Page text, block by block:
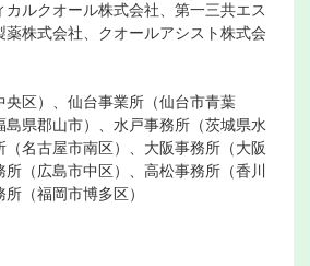
カルクオール株式会社、第一三共エス
薬株式会社、クオールアシスト株式会
央区）、仙台事業所（仙台市青葉
島県郡山市）、水戸事務所（茨城県水
（名古屋市南区）、大阪事務所（大阪
（広島市中区）、高松事務所（香川
（福岡市博多区）